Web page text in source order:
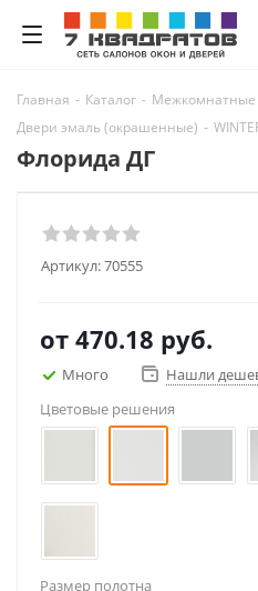
Главная - Каталог - Межкомнатные
Двери эмаль (окрашенные) -
Флорида ДГ
Артикул:70555
от 470.18 руб.
Много
Нашли
Цветовые решения
Размер полотна